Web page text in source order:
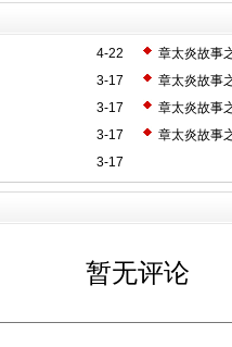
4-22
章太炎故事
3-17
章太炎故事
3-17
章太炎故事
3-17
章太炎故事
3-17
暂无评论